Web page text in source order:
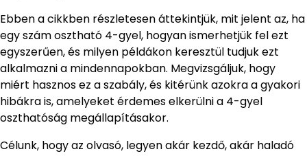
Ebben a cikkben részletesen áttekintjük, mit jelent az, ha
egy szám osztható 4-gyel, hogyan ismerhetjük fel ezt
egyszerűen, és milyen példákon keresztül tudjuk ezt
alkalmazni a mindennapokban. Megvizsgáljuk, hogy
miért hasznos ez a szabály, és kitérünk azokra a gyakori
hibákra is, amelyeket érdemes elkerülni a 4-gyel
oszthatóság megállapításakor.
Célunk, hogy az olvasó, legyen akár kezdő, akár haladó